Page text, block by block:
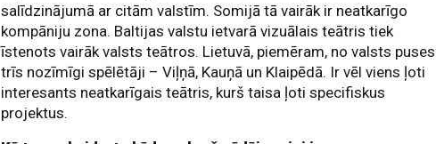
salīdzinājumā ar citām valstīm. Somijā tā vairāk ir neatkarīgo
kompāniju zona. Baltijas valstu ietvarā vizuālais teātris tiek
īstenots vairāk valsts teātros. Lietuvā, piemēram, no valsts
trīs nozīmīgi spēlētāji – Viļņā, Kauņā un Klaipēdā. Ir vēl viens ļoti
interesants neatkarīgais teātris, kurš taisa ļoti specifiskus
projektus.